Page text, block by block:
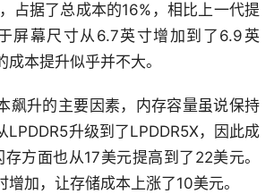
占据了总成本的16%，相比上一代提
屏幕尺寸从6.7英寸增加到了6.9英
本提升似乎并不大。
飙升的主要因素，内存容量虽说保持
LPDDR5升级到了LPDDR5X，因此成
方面也从17美元提高到了22美元。
增加，让存储成本上涨了10美元。